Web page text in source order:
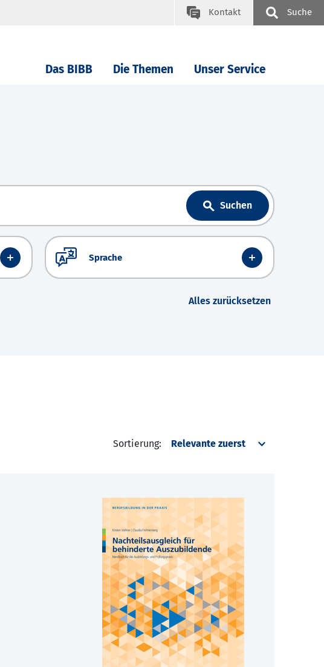
Kontakt Suche
Das BIBB Die Themen Unser Service
Suchen
Sprache
Alles zurücksetzen
Sortierung: